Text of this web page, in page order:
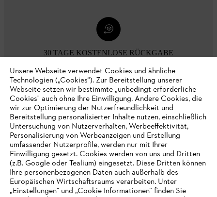
30 TAGE KOSTENLOSE RÜCKGABE
Zahlungsmöglichkeiten
Unternehmen
Unsere Webseite verwendet Cookies und ähnliche
Technologien („Cookies“). Zur Bereitstellung unserer
Webseite setzen wir bestimmte „unbedingt erforderliche
Cookies" auch ohne Ihre Einwilligung. Andere Cookies, die
wir zur Optimierung der Nutzerfreundlichkeit und
Bereitstellung personalisierter Inhalte nutzen, einschließlich
Untersuchung von Nutzerverhalten, Werbeeffektivität,
Personalisierung von Werbeanzeigen und Erstellung
umfassender Nutzerprofile, werden nur mit Ihrer
Einwilligung gesetzt. Cookies werden von uns und Dritten
(z.B. Google oder Tealium) eingesetzt. Diese Dritten können
Ihre personenbezogenen Daten auch außerhalb des
Europäischen Wirtschaftsraums verarbeiten. Unter
„Einstellungen" und „Cookie Informationen“ finden Sie